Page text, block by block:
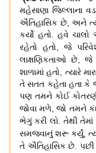
મહેસાણા જિલ્લાના
ઐતિહાસિક છે,અને
કર્યો હતો. હવે ચાલો
રહેતો હતો, જે
લાક્ષણિકતાઓ છે, જે
શાળામાં હતો, ત્યારે
તે સતત કહેતા હતા
પણ તમને કોઈ
જોવા મળે,જો તમને
ભેગું કરી લો.તેથી તેમાં
સમજવાનું શરૂ કર્યું,
તે ઐતિહાસિક છે. પછી